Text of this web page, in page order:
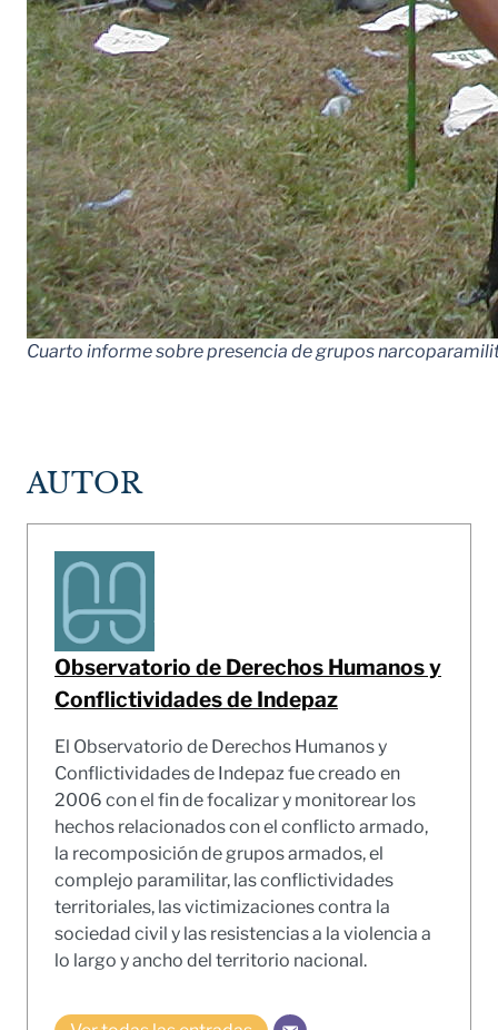
Cuarto informe sobre presencia de grupos
AUTOR
Observatorio de Derechos Humanos y
Conflictividades de Indepaz
El Observatorio de Derechos Humanos y
Conflictividades de Indepaz fue creado en
2006 con el fin de focalizar y monitorear los
hechos relacionados con el conflicto armado,
la recomposición de grupos armados, el
complejo paramilitar, las conflictividades
territoriales, las victimizaciones contra la
sociedad civil y las resistencias a la violencia a
lo largo y ancho del territorio nacional.